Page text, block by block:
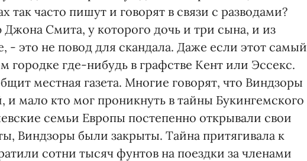
так часто пишут и говорят в связи с разводами?
Джона Смита, у которого дочь и три сына, и из
- это не повод для скандала. Даже если этот самый
где-нибудь в графстве Кент или Эссекс.
местная газета. Многие говорят, что Виндзоры
и мало кто мог проникнуть в тайны Букингемского
семьи Европы постепенно открывали свои
Виндзоры были закрыты. Тайна притягивала к
сотни тысяч фунтов на поездки за членами